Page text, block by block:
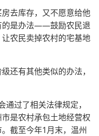
去库存，又不愿意给他
的是办法——鼓励农民退
农民卖掉农村的宅基地
还有其他类似的办法，
过了相关法律规定，
是农村承包土地经营权
截至今年1月末，温州